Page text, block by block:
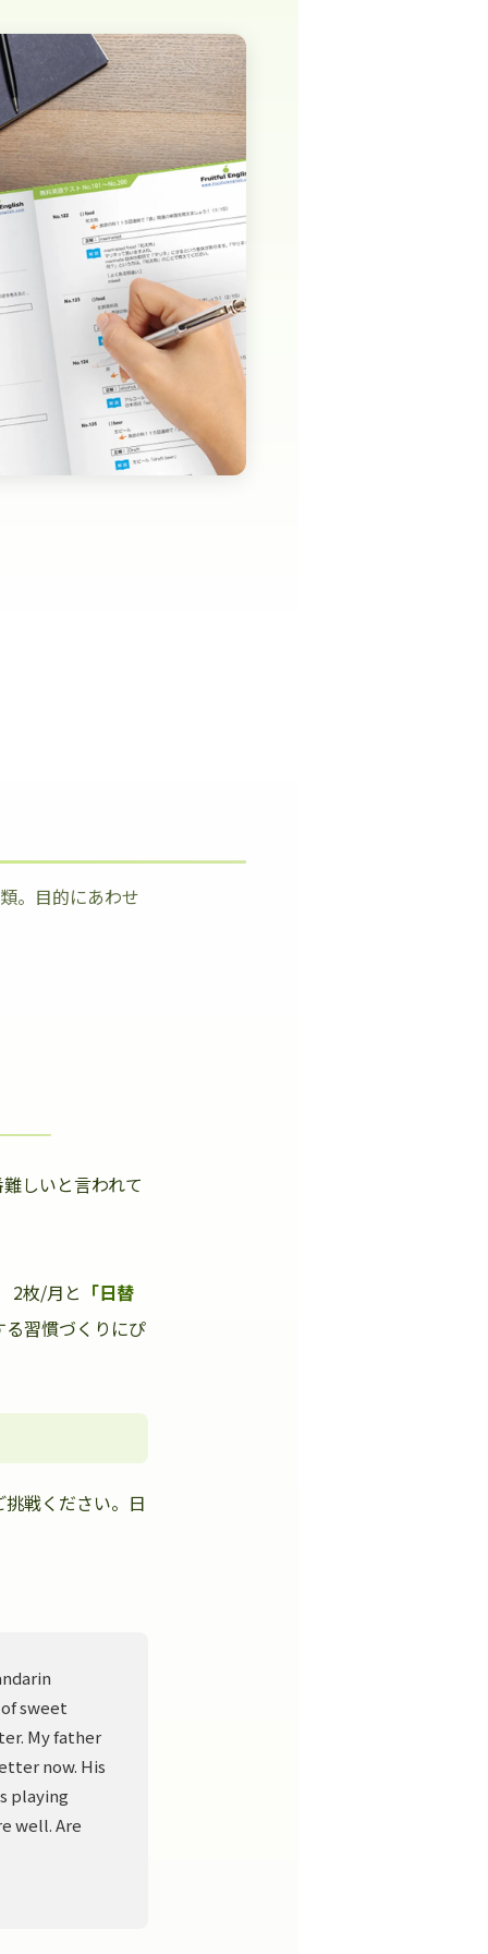
。目的にあわせ
しいと言われて
2枚/月と 「日替
習慣づくりにぴ
戦ください。日
sweet
My father
now. His
playing
well. Are